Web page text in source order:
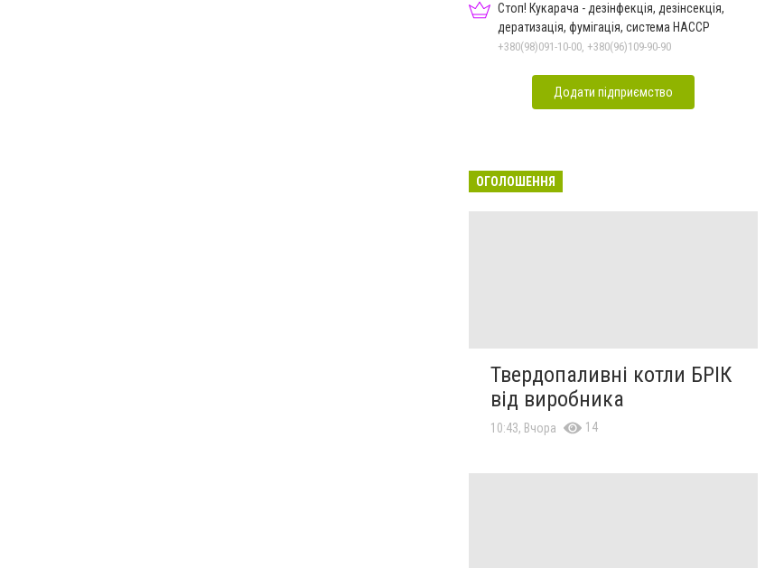
Стоп! Кукарача - дезінфекція, дезінсекція,
дератизація, фумігація, система HACCP
+380(98)091-10-00, +380(96)109-90-90
Додати підприємство
ОГОЛОШЕННЯ
Твердопаливні котли БРІК
від виробника
10:43, Вчора 14